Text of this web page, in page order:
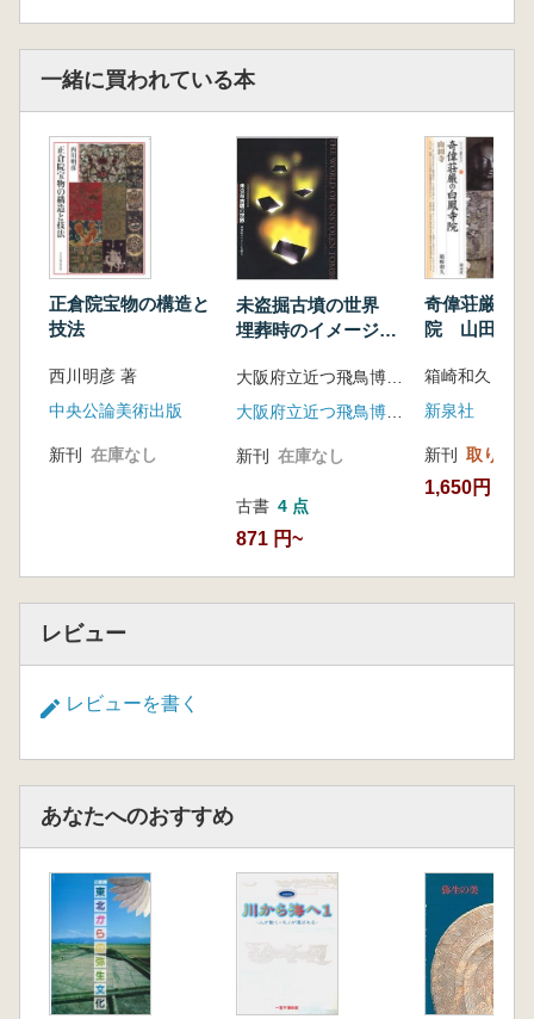
一緒に買われている本
正倉院宝物の構造と
技法
西川明彦 著
中央公論美術出版
新刊 在庫なし
未盗掘古墳の世界
埋葬時のイメージを
新刊 在庫なし
古書 4 点
871 円~
奇偉荘厳の
院 山田寺
箱崎和久 著
新泉社
新刊 取り寄せ
1,650円
レビュー
レビューを書く
あなたへのおすすめ